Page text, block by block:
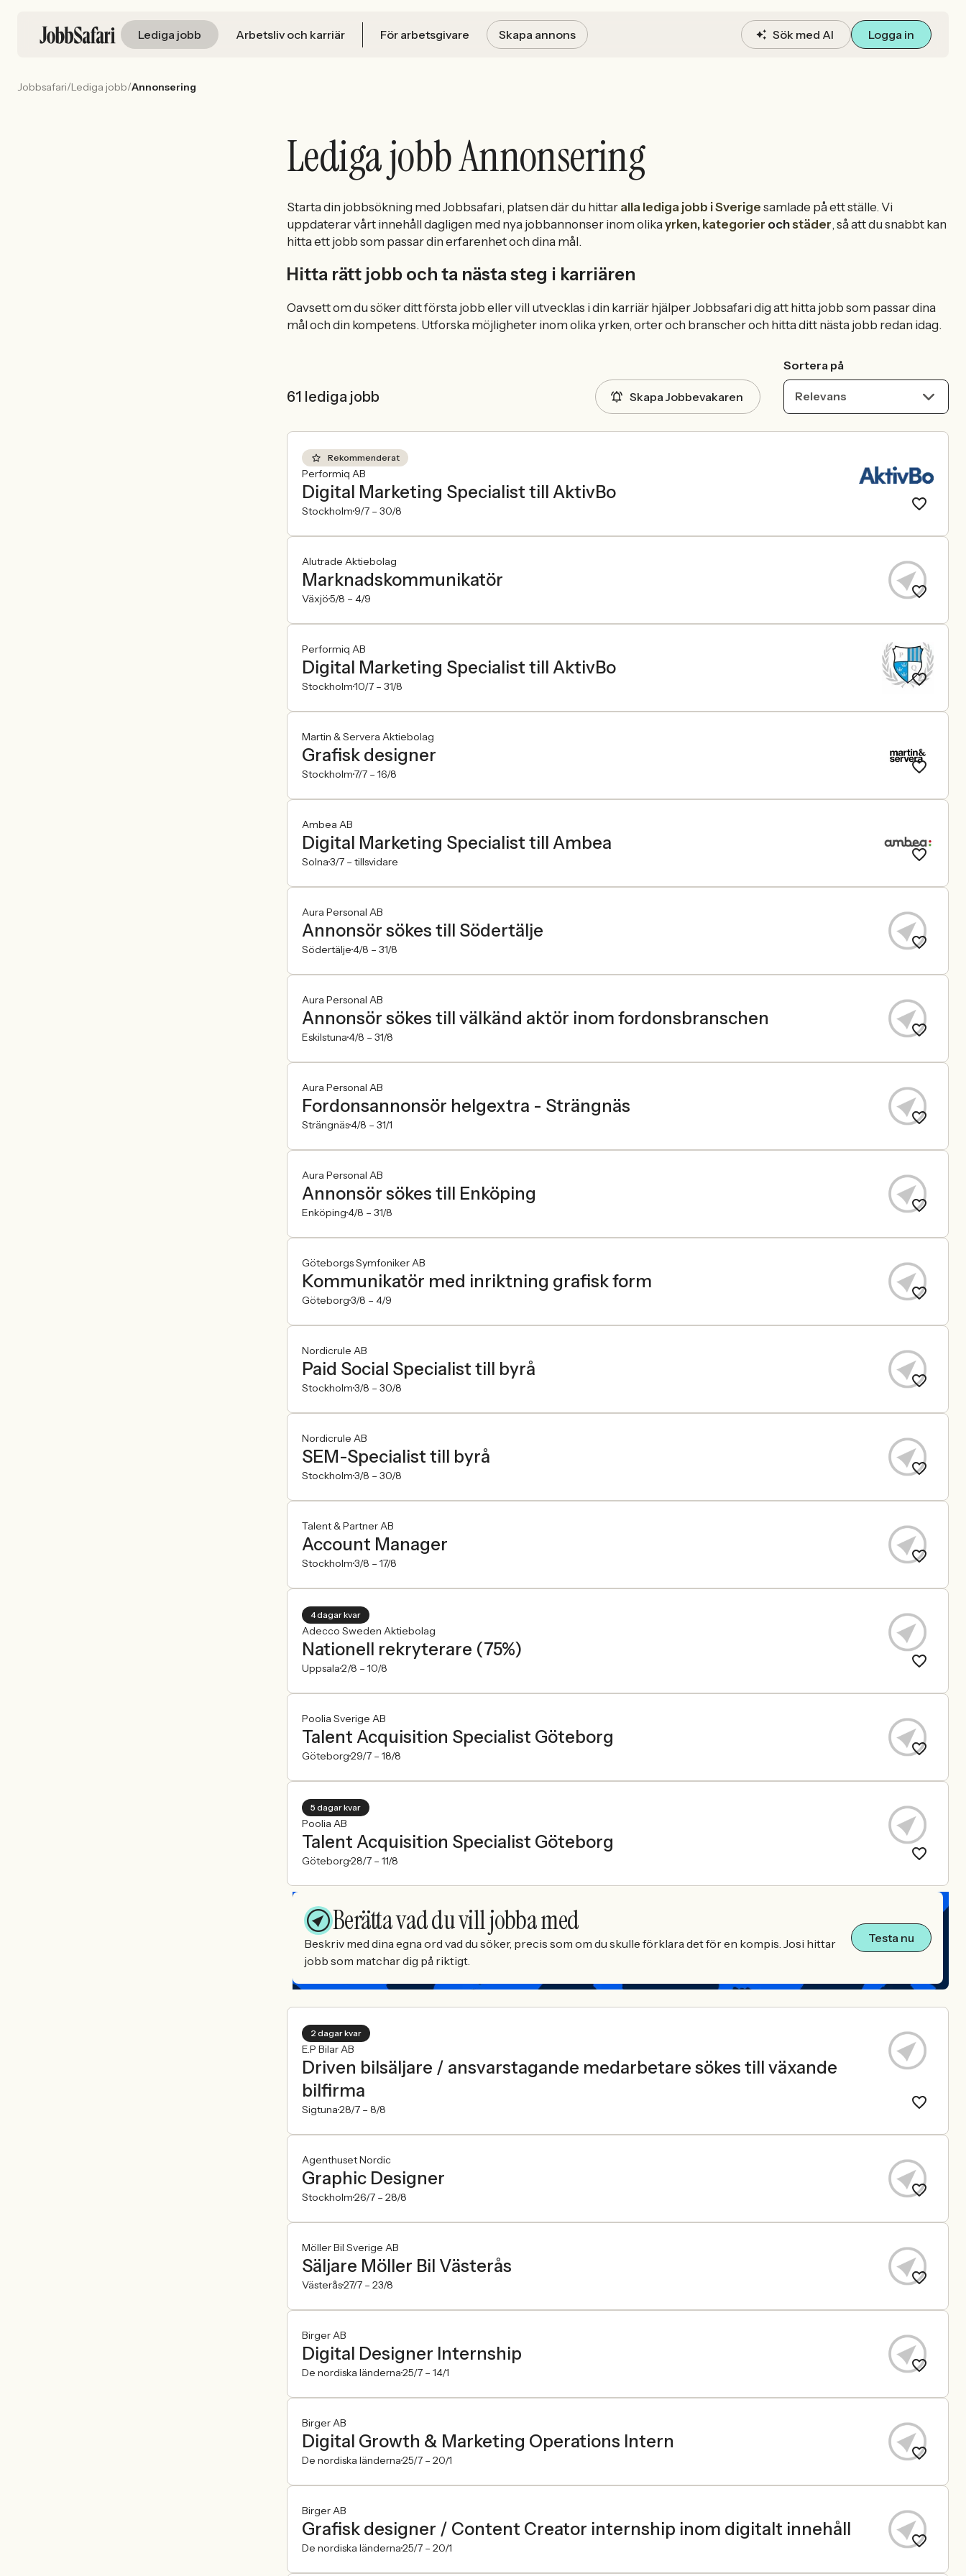
Lediga jobb Arbetsliv och karriär För arbetsgivare Skapa annons Sök med AI Logga in
Jobbsafari/Lediga jobb/Annonsering
Lediga jobb Annonsering
Starta din jobbsökning med Jobbsafari, platsen där du hittar alla lediga jobb i Sverige samlade på ett ställe. Vi
uppdaterar vårt innehåll dagligen med nya jobbannonser inom olikayrken, kategorier ochstäder, så att du snabbt kan
hitta ett jobb som passar din erfarenhet och dina mål.
Hitta rätt jobb och ta nästa steg i karriären
Oavsett om du söker ditt första jobb eller vill utvecklas i din karriär hjälper Jobbsafari dig att hitta jobb som passar dina
mål och din kompetens. Utforska möjligheter inom olika yrken, orter och branscher och hitta ditt nästa jobb redan idag.
61 lediga jobb Skapa Jobbevakaren
Sortera på
Relevans
Rekommenderat
Performiq AB
Digital Marketing Specialist till AktivBo
Stockholm 9/7 – 30/8
Alutrade Aktiebolag
Marknadskommunikatör
Växjö5/8 – 4/9
Performiq AB
Digital Marketing Specialist till AktivBo
Stockholm10/7 – 31/8
Martin & Servera Aktiebolag
Grafisk designer
Stockholm7/7 – 16/8
Ambea AB
Digital Marketing Specialist till Ambea
Solna3/7 – tillsvidare
Aura Personal AB
Annonsör sökes till Södertälje
Södertälje4/8 – 31/8
Aura Personal AB
Annonsör sökes till välkänd aktör inom fordonsbranschen
Eskilstuna4/8 – 31/8
Aura Personal AB
Fordonsannonsör helgextra - Strängnäs
Strängnäs4/8 – 31/1
Aura Personal AB
Annonsör sökes till Enköping
Enköping4/8 – 31/8
Göteborgs Symfoniker AB
Kommunikatör med inriktning grafisk form
Göteborg3/8 – 4/9
Nordicrule AB
Paid Social Specialist till byrå
Stockholm3/8 – 30/8
Nordicrule AB
SEM-Specialist till byrå
Stockholm3/8 – 30/8
Talent & Partner AB
Account Manager
Stockholm3/8 – 17/8
4 dagar kvar
Adecco Sweden Aktiebolag
Nationell rekryterare (75%)
Uppsala2/8 – 10/8
Poolia Sverige AB
Talent Acquisition Specialist Göteborg
Göteborg29/7 – 18/8
5 dagar kvar
Poolia AB
Talent Acquisition Specialist Göteborg
Göteborg28/7 – 11/8
Berätta vad du vill jobba med
Beskriv med dina egna ord vad du söker, precis som om du skulle förklara det för en kompis. Josi hittar
jobb som matchar dig på riktigt.
Testa nu
2 dagar kvar
E.P Bilar AB
Driven bilsäljare / ansvarstagande medarbetare sökes till växande
bilfirma
Sigtuna28/7 – 8/8
Agenthuset Nordic
Graphic Designer
Stockholm26/7 – 28/8
Möller Bil Sverige AB
Säljare Möller Bil Västerås
Västerås27/7 – 23/8
Birger AB
Digital Designer Internship
De nordiska länderna25/7 – 14/1
Birger AB
Digital Growth & Marketing Operations Intern
De nordiska länderna25/7 – 20/1
Birger AB
Grafisk designer / Content Creator internship inom digitalt innehåll
De nordiska länderna25/7 – 20/1